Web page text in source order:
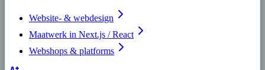
Website- & webdesign
Maatwerk in Next.js / React
Webshops & platforms